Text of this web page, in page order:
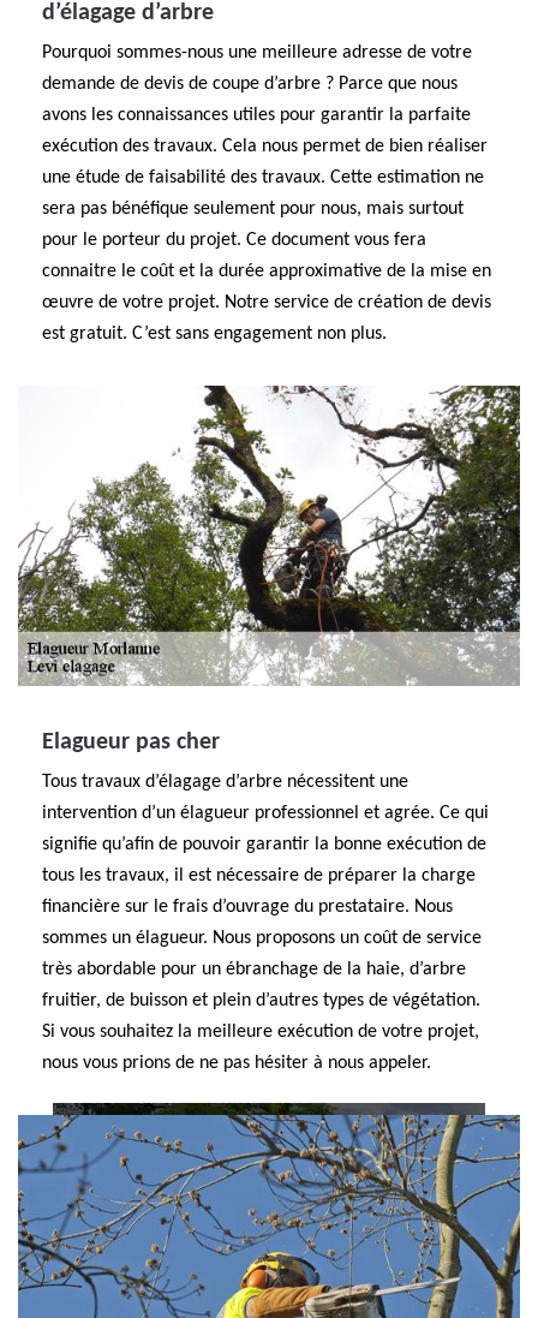
d’élagage d’arbre
Pourquoi sommes-nous une meilleure adresse de votre
demande de devis de coupe d’arbre ? Parce que nous
avons les connaissances utiles pour garantir la parfaite
exécution des travaux. Cela nous permet de bien réaliser
une étude de faisabilité des travaux. Cette estimation ne
sera pas bénéfique seulement pour nous, mais surtout
pour le porteur du projet. Ce document vous fera
connaitre le coût et la durée approximative de la mise en
œuvre de votre projet. Notre service de création de devis
est gratuit. C’est sans engagement non plus.
Elagueur pas cher
Tous travaux d’élagage d’arbre nécessitent une
intervention d’un élagueur professionnel et agrée. Ce qui
signifie qu’afin de pouvoir garantir la bonne exécution de
tous les travaux, il est nécessaire de préparer la charge
financière sur le frais d’ouvrage du prestataire. Nous
sommes un élagueur. Nous proposons un coût de service
très abordable pour un ébranchage de la haie, d’arbre
fruitier, de buisson et plein d’autres types de végétation.
Si vous souhaitez la meilleure exécution de votre projet,
nous vous prions de ne pas hésiter à nous appeler.